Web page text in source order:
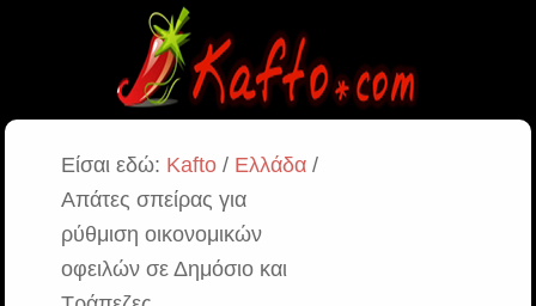
Είσαι εδώ: Kafto/ Ελλάδα/
Απάτες σπείρας για
ρύθμιση οικονομικών
οφειλών σε Δημόσιο και